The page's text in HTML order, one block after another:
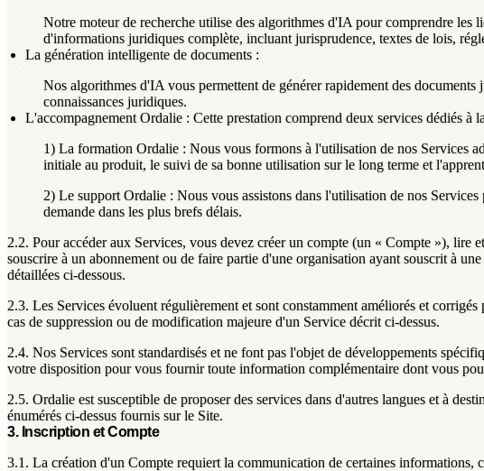
Notre moteur de recherche utilise des algorithmes d'IA pour comprendre les
d'informations juridiques complète, incluant jurisprudence, textes de lois,
La génération intelligente de documents :
Nos algorithmes d'IA vous permettent de générer rapidement des documents
connaissances juridiques.
L'accompagnement Ordalie : Cette prestation comprend deux services dédiés à
1) La formation Ordalie : Nous vous formons à l'utilisation de nos Services
initiale au produit, le suivi de sa bonne utilisation sur le long terme et
2) Le support Ordalie : Nous vous assistons dans l'utilisation de nos
demande dans les plus brefs délais.
2.2. Pour accéder aux Services, vous devez créer un compte (un « Compte »), lire
souscrire à un abonnement ou de faire partie d'une organisation ayant souscrit à
détaillées ci-dessous.
2.3. Les Services évoluent régulièrement et sont constamment améliorés et
cas de suppression ou de modification majeure d'un Service décrit ci-dessus.
2.4. Nos Services sont standardisés et ne font pas l'objet de développements
votre disposition pour vous fournir toute information complémentaire dont vous
2.5. Ordalie est susceptible de proposer des services dans d'autres langues et à
énumérés ci-dessus fournis sur le Site.
3. Inscription et Compte
3.1. La création d'un Compte requiert la communication de certaines informations,